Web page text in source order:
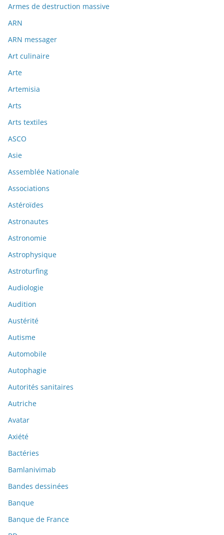
Armes de destruction massive
ARN
ARN messager
Art culinaire
Arte
Artemisia
Arts
Arts textiles
ASCO
Asie
Assemblée Nationale
Associations
Astéroïdes
Astronautes
Astronomie
Astrophysique
Astroturfing
Audiologie
Audition
Austérité
Autisme
Automobile
Autophagie
Autorités sanitaires
Autriche
Avatar
Axiété
Bactéries
Bamlanivimab
Bandes dessinées
Banque
Banque de France